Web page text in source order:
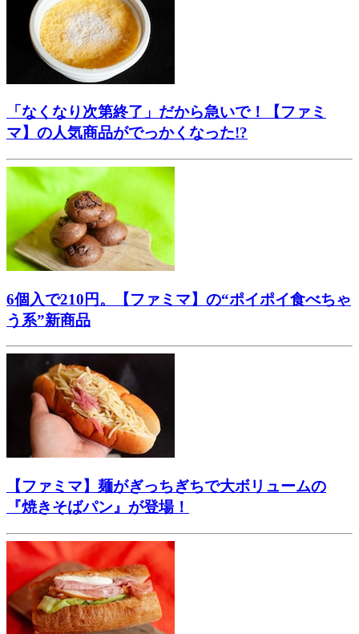
「なくなり次第終了」だから急いで！【ファミ
マ】の人気商品がでっかくなった!?
6個入で210円。【ファミマ】の“ポイポイ食べちゃ
う系”新商品
【ファミマ】麺がぎっちぎちで大ボリュームの
『焼きそばパン』が登場！